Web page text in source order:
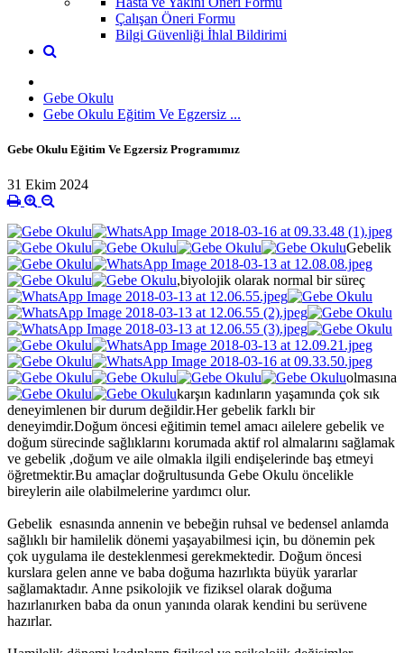
Çalışan Öneri Formu
Bilgi Güvenliği İhlal Bildirimi
Gebe Okulu
Gebe Okulu Eğitim Ve Egzersiz ...
Gebe Okulu Eğitim Ve Egzersiz Programımız
31 Ekim 2024
Gebelik
,biyolojik olarak normal bir süreç
olmasına
karşın kadınların yaşamında çok sık
deneyimlenen bir durum değildir.Her gebelik farklı bir
deneyimdir.Doğum öncesi eğitimin temel amacı ailelere gebelik ve
doğum sürecinde sağlıklarını korumada aktif rol almalarını sağlamak
ve gebelik ,doğum ve aile olmakla ilgili endişelerinde baş etmeyi
öğretmektir.Bu amaçlar doğrultusunda Gebe Okulu öncelikle
bireylerin aile olabilmelerine yardımcı olur.
Gebelik esnasında annenin ve bebeğin ruhsal ve bedensel anlamda
sağlıklı bir hamilelik dönemi yaşayabilmesi için, bu dönemin pek
çok uygulama ile desteklenmesi gerekmektedir. Doğum öncesi
kurslara gelen anne ve baba doğuma hazırlıkta büyük yararlar
sağlamaktadır. Anne psikolojik ve fiziksel olarak doğuma
hazırlanırken baba da onun yanında olarak kendini bu serüvene
hazırlar.